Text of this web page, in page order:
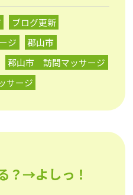
ブログ更新
ジ
郡山市
郡山市 訪問マッサージ
サージ
？→よしっ！